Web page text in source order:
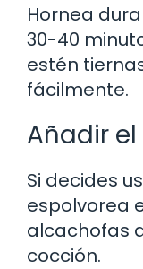
Hornea
30-40
estén
fácilmente.
Añadir
Si decides
espolvorea
alcachofas
cocción.